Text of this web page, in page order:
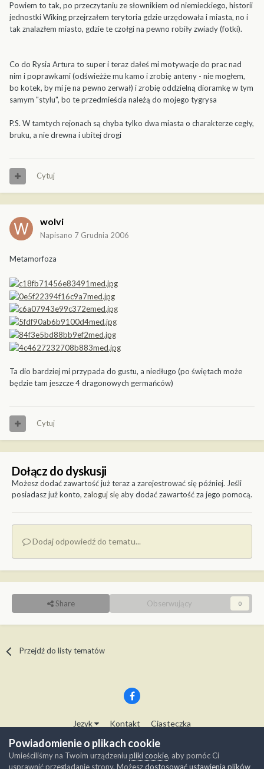
Powiem to tak, po przeczytaniu ze słownikiem od niemieckiego, historii
jednostki Wiking przejrzałem terytoria gdzie urzędowała i miasta, no i
tak znalazłem miasto, gdzie te czołgi na pewno robiły zwiady (fotki).
Co do Rysia Artura to super i teraz dałeś mi motywacje do prac nad
nim i poprawkami (odświeżże mu kamo i zrobię anteny - nie mogłem,
bo kotek, by mi je na pewno zerwał) i zrobię oddzielną dioramkę w tym
samym "stylu", bo te przedmieścia należą do mojego tygrysa
P.S. W tamtych rejonach są chyba tylko dwa miasta o charakterze cegły,
bruku, a nie drewna i ubitej drogi
Cytuj
wolvi
Napisano 7 Grudnia 2006
Metamorfoza
Ta dio bardziej mi przypada do gustu, a niedługo (po świętach może
będzie tam jeszcze 4 dragonowych germańców)
Cytuj
Dołącz do dyskusji
Możesz dodać zawartość już teraz a zarejestrować się później. Jeśli
posiadasz już konto, zaloguj sięaby dodać zawartość za jego pomocą.
Dodaj odpowiedź do tematu...
Share Obserwujący 0
Przejdź do listy tematów
Język Kontakt Ciasteczka
Copyright © Modelwork.pl
Powered by Invision Community
Powiadomienie o plikach cookie
Umieściliśmy na Twoim urządzeniu pliki cookie, aby pomóc Ci
usprawnić przeglądanie strony. Możeszdostosować ustawienia plików